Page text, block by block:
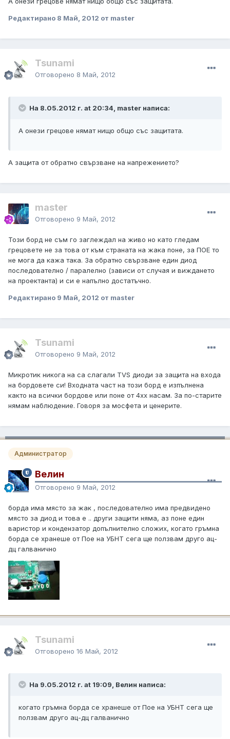
Редактирано 8 Май, 2012 от master
Tsunami
Отговорено 8 Май, 2012
На 8.05.2012 г. at 20:34, master написа:
А онези грецове нямат нищо общо със защитата.
А защита от обратно свързване на напрежението?
master
Отговорено 9 Май, 2012
Този борд не съм го заглеждал на живо но като гледам
грецовете не за това от към страната на жака поне, за ПОЕ то
не мога да кажа така. За обратно свързване един диод
последователно / паралелно (зависи от случая и виждането
на проектанта) и си е напълно достатъчно.
Редактирано 9 Май, 2012 от master
Tsunami
Отговорено 9 Май, 2012
Микротик никога на са слагали TVS диоди за защита на входа
на бордовете си! Входната част на този борд е изпълнена
както на всички бордове или поне от 4хх насам. За по-старите
нямам наблюдение. Говоря за мосфета и ценерите.
Администратор
Велин
Отговорено 9 Май, 2012
борда има място за жак , последователно има предвидено
място за диод и това е .. други защити няма, аз поне един
варистор и кондензатор допълнително сложих, когато гръмна
борда се хранеше от Пое на УБНТ сега ще ползвам друго ац-
дц галванично
Tsunami
Отговорено 16 Май, 2012
На 9.05.2012 г. at 19:09, Велин написа:
когато гръмна борда се хранеше от Пое на УБНТ сега ще
ползвам друго ац-дц галванично